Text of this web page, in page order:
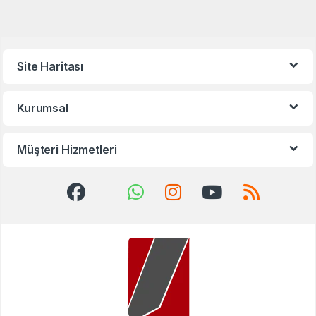
Site Haritası
Kurumsal
Müşteri Hizmetleri